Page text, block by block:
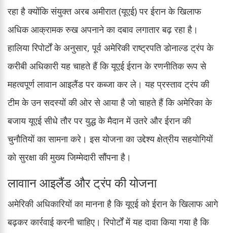
रहा है क्योंकि संयुक्त अरब अमीरात (यूएई) पर ईरान के खिलाफ
अधिक आक्रामक रुख अपनाने का दबाव लगातार बढ़ रहा है।
हालिया रिपोर्टों के अनुसार, पूर्व अमेरिकी राष्ट्रपति डोनाल्ड ट्रंप के
करीबी अधिकारी यह चाहते हैं कि यूएई ईरान के रणनीतिक रूप से
महत्वपूर्ण लावान आइलैंड पर कब्जा कर ले। यह प्रस्ताव ट्रंप की
टीम के उन सदस्यों की ओर से आया है जो चाहते हैं कि अमेरिका के
बजाय यूएई सीधे तौर पर युद्ध के मैदान में उतरे और ईरान की
चुनौतियों का सामना करे। इस योजना का उद्देश्य क्षेत्रीय सहयोगियों
को सुरक्षा की मुख्य जिम्मेदारी सौंपना है।
लावाान आइलैंड और ट्रंप की योजना
अमेरिकी अधिकारियों का मानना है कि यूएई को ईरान के खिलाफ आगे
बढ़कर कार्रवाई करनी चाहिए। रिपोर्टों में यह दावा किया गया है कि